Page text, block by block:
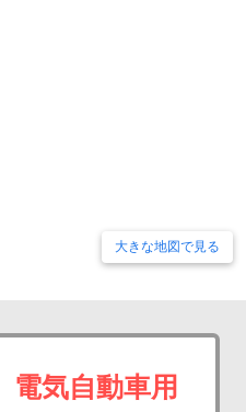
大きな地図で見る
電気自動車用